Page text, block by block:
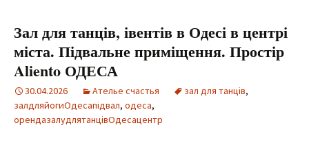
Зал для танців, івентів в Одесі в центрі
міста. Підвальне приміщення. Простір
Aliento ОДЕСА
30.04.2026 Ателье счастья зал для танців,
залдляйогиОдесапідвал, одеса,
орендазалудлятанцівОдесацентр